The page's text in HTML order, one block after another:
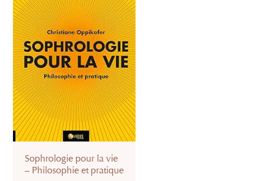
Sophrologie pour la vie
– Philosophie et pratique